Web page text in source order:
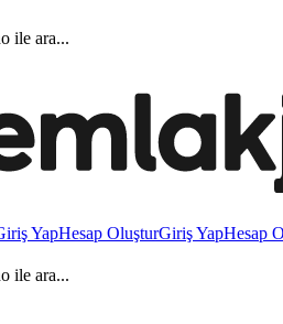
ile ara...
YapHesap OluşturGiriş YapHesap
ile ara...